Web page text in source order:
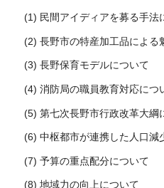
(1) 民間アイディアを募る手法
(2) 長野市の特産加工品による
(3) 長野保育モデルについて
(4) 消防局の職員教育対応につ
(5) 第七次長野市行政改革大綱
(6) 中枢都市が連携した人口減
(7) 予算の重点配分について
(8) 地域力の向上について